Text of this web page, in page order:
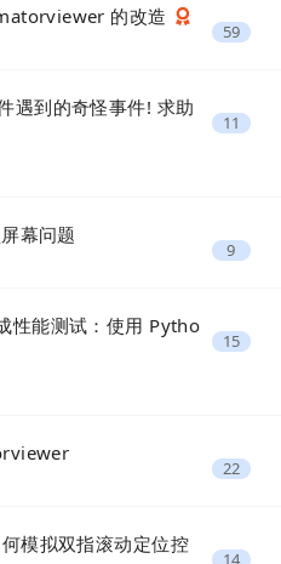
的改造
59
遇到的奇怪事件! 求助
11
幕问题
9
性能测试：使用 Pytho
15
22
模拟双指滚动定位控
14